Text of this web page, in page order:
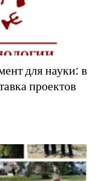
для науки: в
проектов